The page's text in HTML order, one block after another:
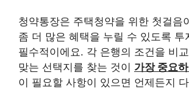
청약통장은 주택청약을 위한 첫걸음
좀 더 많은 혜택을 누릴 수 있도록 투
필수적이에요. 각 은행의 조건을 비
맞는 선택지를 찾는 것이 가장 중요
이 필요할 사항이 있으면 언제든지